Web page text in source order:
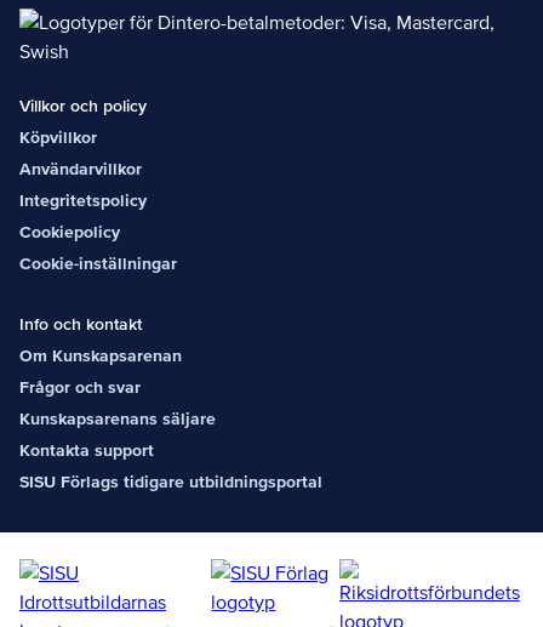
Villkor och policy
Köpvillkor
Användarvillkor
Integritetspolicy
Cookiepolicy
Cookie-inställningar
Info och kontakt
Om Kunskapsarenan
Frågor och svar
Kunskapsarenans säljare
Kontakta support
SISU Förlags tidigare utbildningsportal